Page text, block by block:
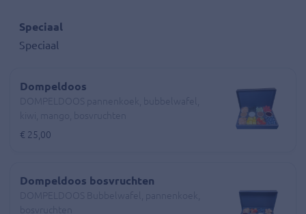
Speciaal
Speciaal
Dompeldoos
€ 25,00
Dompeldoos bosvruchten